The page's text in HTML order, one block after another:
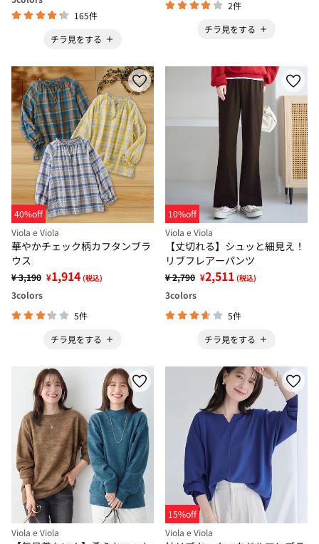
165件
チラ見をする
2件
チラ見をする
40%off
Viola e Viola
華やかチェック柄カフタンブラ
ウス
¥ 3,190 ¥1,914 (税込)
3colors
5件
チラ見をする
10%off
Viola e Viola
【丈切れる】シュッと細見え！
リブフレアーパンツ
¥ 2,790 ¥2,511 (税込)
3colors
5件
チラ見をする
Viola e Viola
15%off
Viola e Viola